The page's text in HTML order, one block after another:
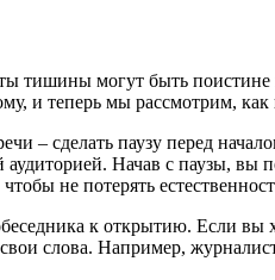
тишины могут быть
и теперь мы рассмотрим,
сделать паузу перед
Начав с паузы,
не потерять
к открытию. Если
слова. Например,